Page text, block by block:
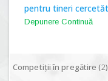
pentru tineri
Depunere Continuă
Competiții în pregătire (2)